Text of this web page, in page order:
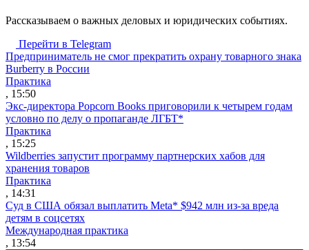
Рассказываем о важных деловых и юридических событиях.
Перейти в Telegram
Предприниматель не смог прекратить охрану товарного знака
Burberry в России
Практика
, 15:50
Экс-директора Popcorn Books приговорили к четырем годам
условно по делу о пропаганде ЛГБТ*
Практика
, 15:25
Wildberries запустит программу партнерских хабов для
хранения товаров
Практика
, 14:31
Суд в США обязал выплатить Meta* $942 млн из-за вреда
детям в соцсетях
Международная практика
, 13:54